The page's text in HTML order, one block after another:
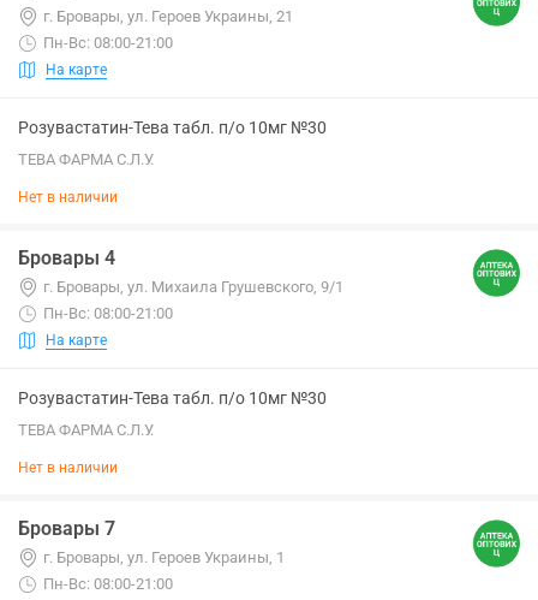
г. Бровары, ул. Героев Украины, 21
Пн-Вс: 08:00-21:00
На карте
Розувастатин-Тева табл. п/о 10мг №30
ТЕВА ФАРМА С.Л.У.
Нет в наличии
Бровары 4
г. Бровары, ул. Михаила Грушевского, 9/1
Пн-Вс: 08:00-21:00
На карте
Розувастатин-Тева табл. п/о 10мг №30
ТЕВА ФАРМА С.Л.У.
Нет в наличии
Бровары 7
г. Бровары, ул. Героев Украины, 1
Пн-Вс: 08:00-21:00